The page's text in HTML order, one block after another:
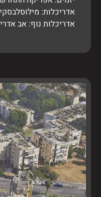
אדריכלות:
אדריכלות נוף: אב